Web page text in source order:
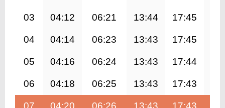
03 04:12 06:21 13:44 17:45
04 04:14 06:23 13:43 17:45
05 04:16 06:24 13:43 17:44
06 04:18 06:25 13:43 17:43
07 04:20 06:26 13:43 17:43